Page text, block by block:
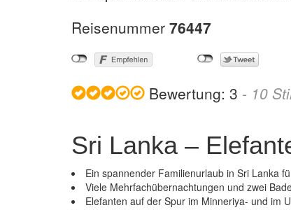
Reisenummer 76447
Bewertung: 3 - 10
Sri Lanka –
Ein spannender Familienurlaub in Sri Lanka
Viele Mehrfachübernachtungen und zwei
Elefanten auf der Spur im Minneriya- und im